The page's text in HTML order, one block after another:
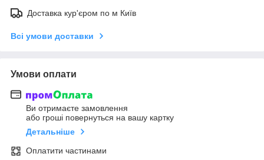
Доставка кур'єром по м Київ
Всі умови доставки
Умови оплати
Ви отримаєте замовлення
або гроші повернуться на вашу картку
Детальніше
Оплатити частинами